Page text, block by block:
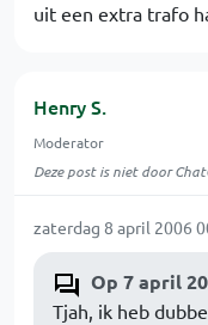
uit een extra trafo
Henry S.
Moderator
Deze post is niet door
zaterdag 8 april 2006
Op 7 april
Tjah, ik heb